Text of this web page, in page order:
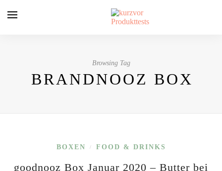
Browsing Tag
BRANDNOOZ BOX
BOXEN / FOOD & DRINKS
goodnooz Box Januar 2020 – Butter bei